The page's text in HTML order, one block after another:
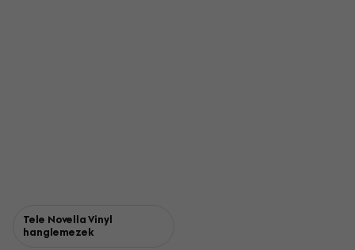
Tele Novella Vinyl
hanglemezek